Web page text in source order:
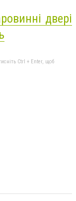
двері
Ctrl + Enter, щоб